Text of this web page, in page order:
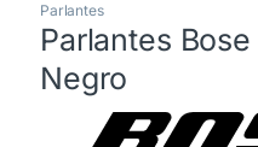
Parlantes
Parlantes Bose
Negro